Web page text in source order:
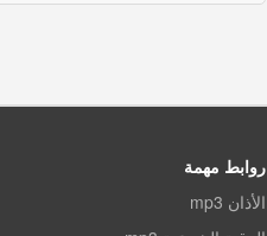
روابط مهمة
الأذان mp3